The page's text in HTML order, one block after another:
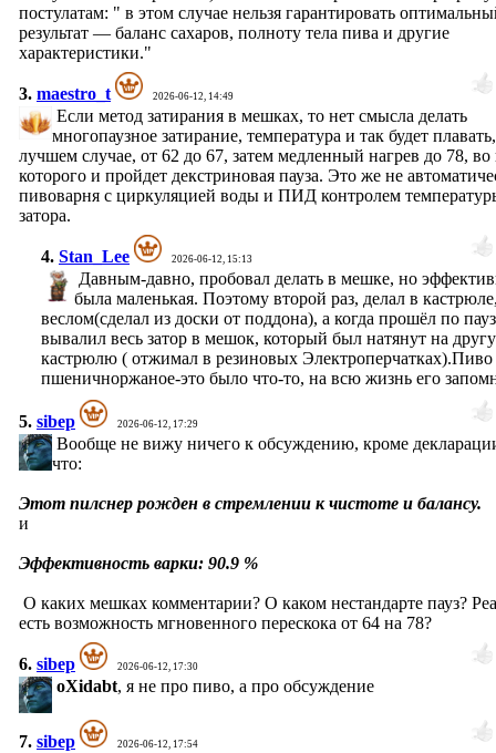
постулатам: " в этом случае нельзя гарантировать
результат — баланс сахаров, полноту тела пива и другие
характеристики."
3. maestro_t 2026-06-12, 14:49
Если метод затирания в мешках, то нет смысла делать
многопаузное затирание, температура и так будет
лучшем случае, от 62 до 67, затем медленный нагрев до 78, во
которого и пройдет декстриновая пауза. Это же не
пивоварня с циркуляцией воды и ПИД контролем
затора.
4. Stan_Lee 2026-06-12, 15:13
Давным-давно, пробовал делать в мешке, но
была маленькая. Поэтому второй раз, делал в
веслом(сделал из доски от поддона), а когда прошёл по
вывалил весь затор в мешок, который был натянут на
кастрюлю ( отжимал в резиновых
пшеничноржаное-это было что-то, на всю жизнь его
5. sibep 2026-06-12, 17:29
Вообще не вижу ничего к обсуждению, кроме
что:
Этот пилснер рожден в стремлении к чистоте и балансу.
и
Эффективность варки: 90.9 %
О каких мешках комментарии? О каком нестандарте пауз?
есть возможность мгновенного перескока от 64 на 78?
6. sibep 2026-06-12, 17:30
oXidabt, я не про пиво, а про обсуждение
7. sibep 2026-06-12, 17:54